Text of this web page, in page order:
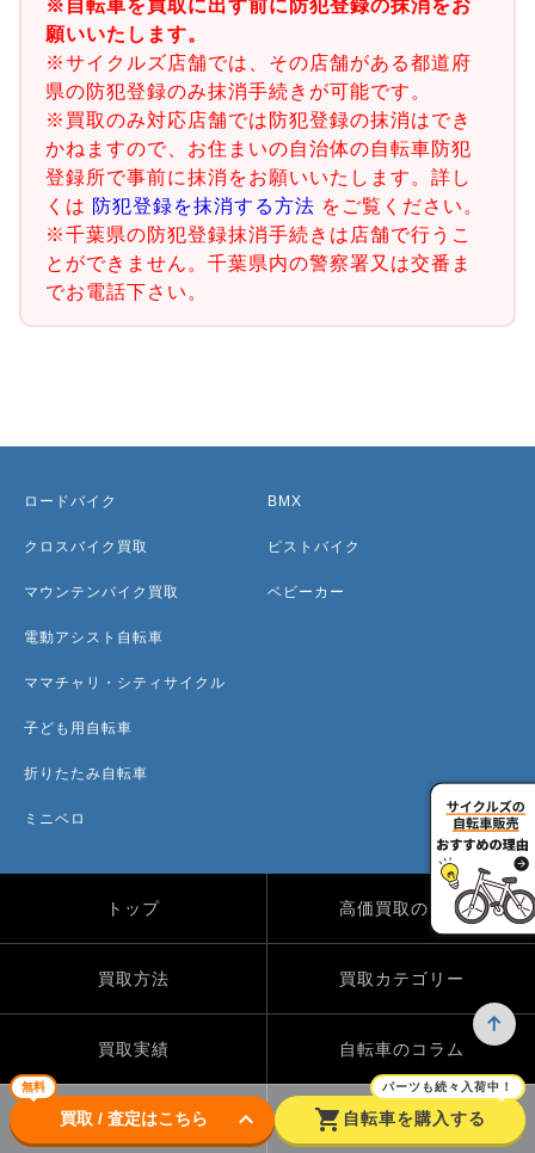
※自転車を買取に出す前に防犯登録の抹消をお
願いいたします。
※サイクルズ店舗では、その店舗がある都道府
県の防犯登録のみ抹消手続きが可能です。
※買取のみ対応店舗では防犯登録の抹消はでき
かねますので、お住まいの自治体の自転車防犯
登録所で事前に抹消をお願いいたします。詳し
くは 防犯登録を抹消する方法 をご覧ください。
※千葉県の防犯登録抹消手続きは店舗で行うこ
とができません。千葉県内の警察署又は交番ま
でお電話下さい。
無料
買取 / 査定はこちら keyboard_arrow_down shopping_cart
パーツも続々入荷中！
自転車を購入する
ロードバイク
クロスバイク買取
マウンテンバイク買取
電動アシスト自転車
ママチャリ・シティサイクル
子ども用自転車
折りたたみ自転車
ミニベロ
BMX
ピストバイク
ベビーカー
トップ 高価買取のワケ
買取方法 買取カテゴリー
買取実績 自転車のコラム
店舗一覧 よくある質問